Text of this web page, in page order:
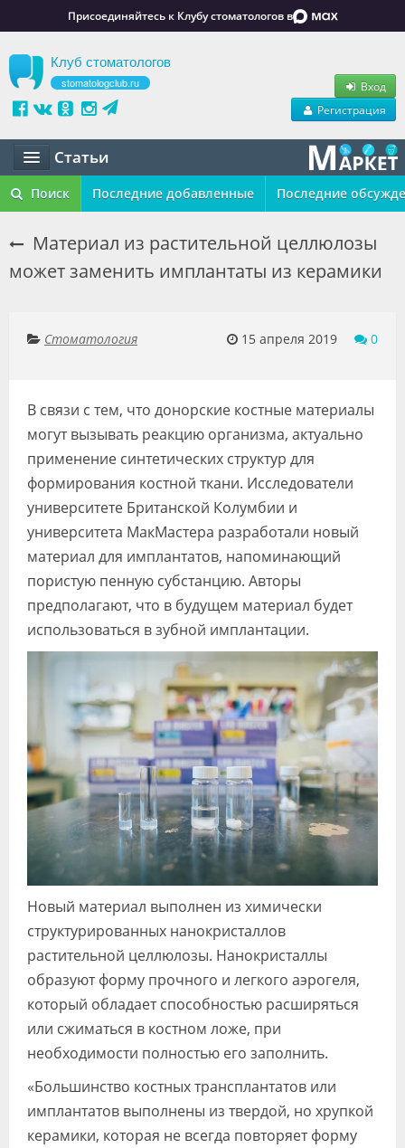
Присоединяйтесь к Клубу стоматологов в
Клуб стоматологов
stomatologclub.ru
Вход
Регистрация
Статьи
Статьи
Обучение
Резюме
Видео
Форум
Клиники
Специалисты
Блоги
Лаборатории
Поиск Последние добавленные Последние
Материал из растительной целлюлозы
может заменить имплантаты из керамики
Стоматология 15 апреля 2019 0
В связи с тем, что донорские костные материалы
могут вызывать реакцию организма, актуально
применение синтетических структур для
формирования костной ткани. Исследователи
университете Британской Колумбии и
университета МакМастера разработали новый
материал для имплантатов, напоминающий
пористую пенную субстанцию. Авторы
предполагают, что в будущем материал будет
использоваться в зубной имплантации.
Новый материал выполнен из химически
структурированных нанокристаллов
растительной целлюлозы. Нанокристаллы
образуют форму прочного и легкого аэрогеля,
который обладает способностью расширяться
или сжиматься в костном ложе, при
необходимости полностью его заполнить.
«Большинство костных трансплантатов или
имплантатов выполнены из твердой, но хрупкой
керамики, которая не всегда повторяет форму